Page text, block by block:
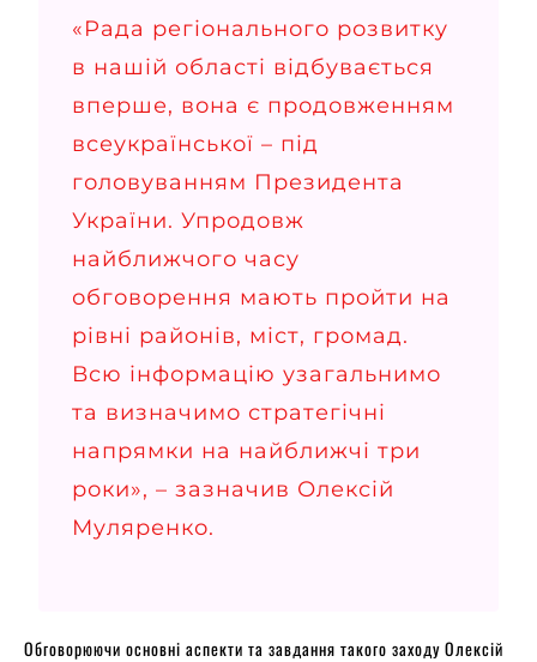
«Рада регіонального розвитку
в нашій області відбувається
вперше, вона є продовженням
всеукраїнської – під
головуванням Президента
України. Упродовж
найближчого часу
обговорення мають пройти на
рівні районів, міст, громад.
Всю інформацію узагальнимо
та визначимо стратегічні
напрямки на найближчі три
роки», – зазначив Олексій
Муляренко.
Обговорюючи основні аспекти та завдання такого заходу Олексій